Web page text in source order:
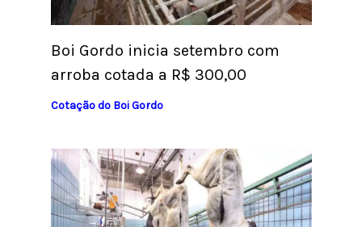
Boi Gordo inicia setembro com
arroba cotada a R$ 300,00
Cotação do Boi Gordo